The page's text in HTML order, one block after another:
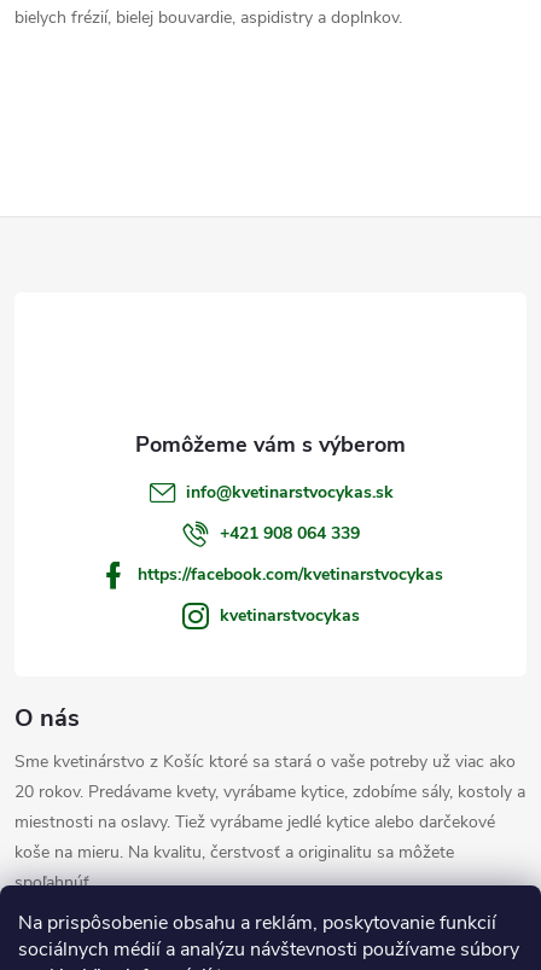
Na prispôsobenie obsahu a reklám, poskytovanie funkcií
sociálnych médií a analýzu návštevnosti používame súbory
bielych frézií, bielej bouvardie, aspidistry a doplnkov.
O nás
Sme kvetinárstvo z Košíc ktoré sa stará o vaše potreby už viac ako
20 rokov. Predávame kvety, vyrábame kytice, zdobíme sály, kostoly a
miestnosti na oslavy. Tiež vyrábame jedlé kytice alebo darčekové
koše na mieru. Na kvalitu, čerstvosť a originalitu sa môžete
spoľahnúť.
Informácie pre vás
info@kvetinarstvocykas.sk
+421 908 064 339
https://facebook.com/kvetinarstvocykas
kvetinarstvocykas